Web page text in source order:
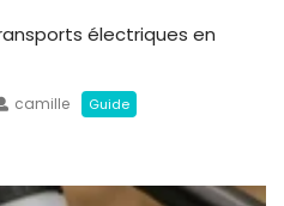
électriques en
camille Guide